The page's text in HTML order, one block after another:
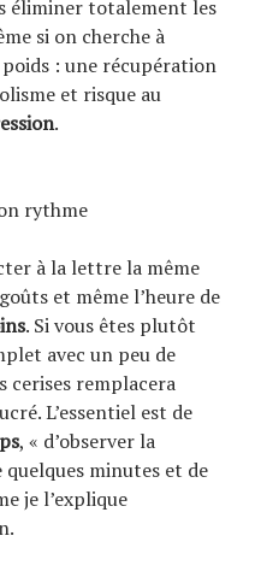
éliminer totalement les
si on cherche à
: une récupération
et risque au
.
rythme
à la lettre la même
et même l’heure de
. Si vous êtes plutôt
avec un peu de
cerises remplacera
L’essentiel est de
, « d’observer la
minutes et de
je l’explique